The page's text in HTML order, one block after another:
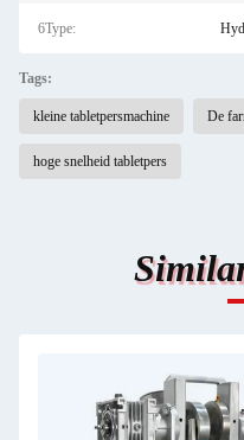
6Type:
Tags:
kleine tabletpersmachine De
hoge snelheid tabletpers